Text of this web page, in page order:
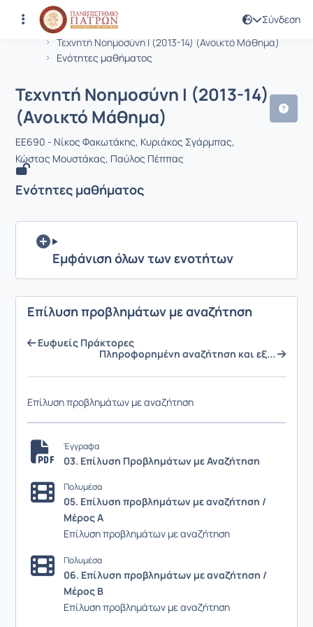
Σύνδεση
Αρχική Σελίδα
Τεχνητή Νοημοσύνη Ι (2013-14) (Ανοικτό Μάθημα)
Ενότητες μαθήματος
Μάθημα : Τεχνητή Νοημοσύνη Ι
Κωδικός : EE690
Τεχνητή Νοημοσύνη Ι (2013-14)
(Ανοικτό Μάθημα)
EE690 - Νίκος Φακωτάκης, Κυριάκος Σγάρμπας,
Κώστας Μουστάκας, Παύλος Πέππας
Ενότητες μαθήματος
Εμφάνιση όλων των ενοτήτων
Επίλυση προβλημάτων με αναζήτηση
Ευφυείς Πράκτορες
Πληροφορημένη αναζήτηση και εξ...
Επίλυση προβλημάτων με αναζήτηση
Έγγραφα
03. Επίλυση Προβλημάτων με Αναζήτηση
Πολυμέσα
05. Επίλυση προβλημάτων με αναζήτηση /
Μέρος Α
Επίλυση προβλημάτων με αναζήτηση
Πολυμέσα
06. Επίλυση προβλημάτων με αναζήτηση /
Μέρος Β
Επίλυση προβλημάτων με αναζήτηση